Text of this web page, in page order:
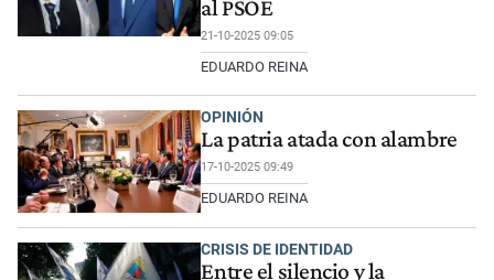
al PSOE
21-10-2025 09:05
EDUARDO REINA
OPINIÓN
La patria atada con alambre
17-10-2025 09:49
EDUARDO REINA
CRISIS DE IDENTIDAD
Entre el silencio y la